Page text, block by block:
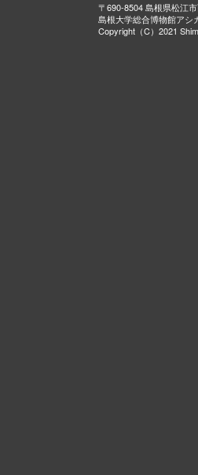
〒690-8504 島根県松江
島根大学総合博物館アシ
Copyright（C）2021